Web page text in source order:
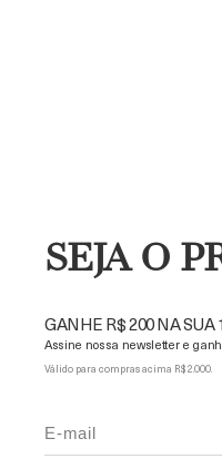
SEJA O
GANHE R$ 200 NA SUA
Assine nossa newsletter e
Válido para compras acima R$ 2.000.